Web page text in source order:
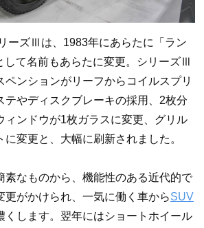
ーズⅢは、1983年にあらたに「ラン
して名前もあらたに変更。シリーズⅢ
ペンションがリーフからコイルスプリ
テやディスクブレーキの採用、2枚分
ィンドウが1枚ガラスに変更、グリル
変更と、大幅に刷新されました。
素なものから、機能性のある近代的で
更がかけられ、一気に働く車からSUV
くします。翌年にはショートホイール